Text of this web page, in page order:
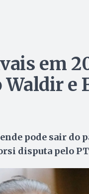
em
e
pode sair do
disputa pelo PT